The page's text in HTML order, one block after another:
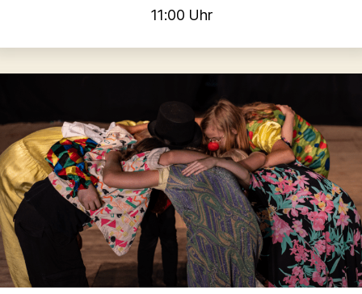
11:00 Uhr